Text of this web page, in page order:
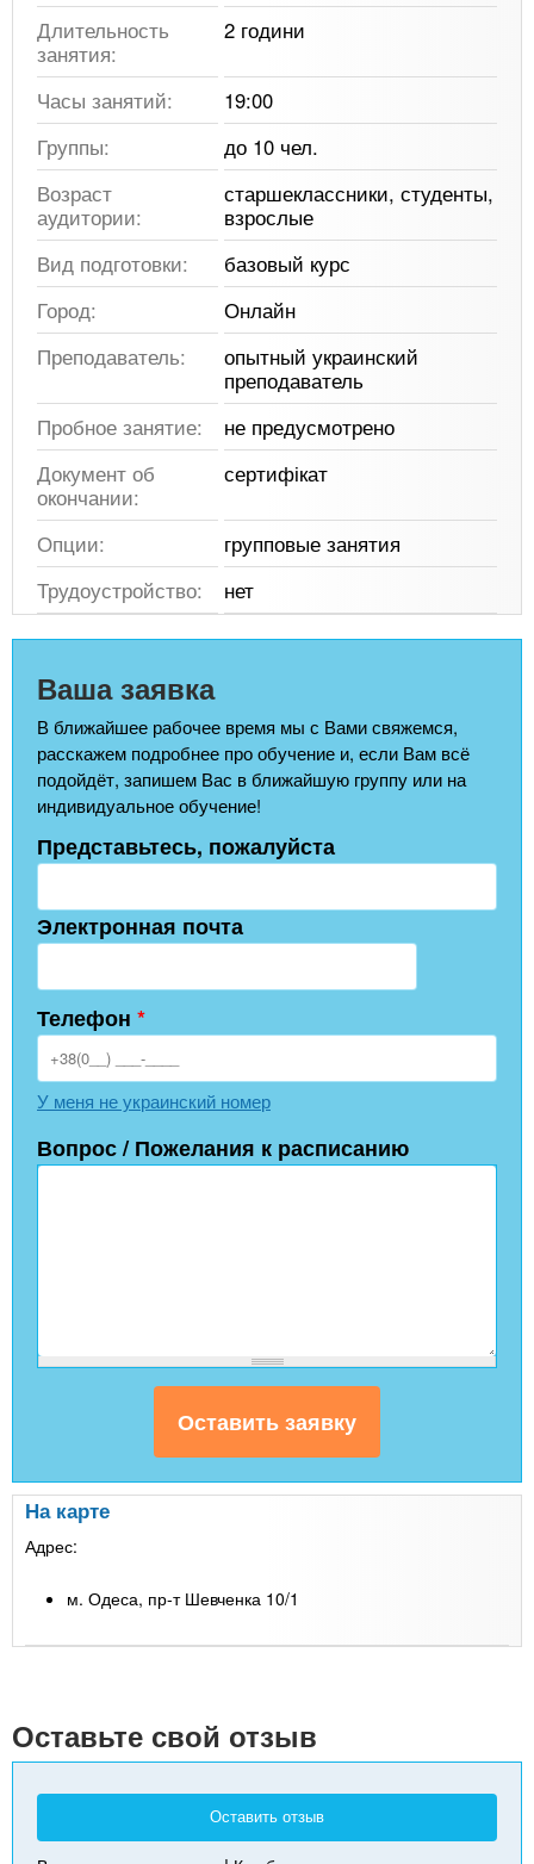
Длительность
занятия:
2 години
Часы занятий:
19:00
Группы:
до 10 чел.
Возраст
аудитории:
старшеклассники, студенты,
взрослые
Вид подготовки:
базовый курс
Город:
Онлайн
Преподаватель:
опытный украинский
преподаватель
Пробное занятие:
не предусмотрено
Документ об
окончании:
сертифікат
Опции:
групповые занятия
Трудоустройство:
нет
Ваша заявка
В ближайшее рабочее время мы с Вами свяжемся,
расскажем подробнее про обучение и, если Вам всё
подойдёт, запишем Вас в ближайшую группу или на
индивидуальное обучение!
Представьтесь, пожалуйста
Электронная почта
Телефон *
У меня не украинский номер
Вопрос / Пожелания к расписанию
На карте
Адрес:
м. Одеса, пр-т Шевченка 10/1
Оставьте свой отзыв
Оставить отзыв